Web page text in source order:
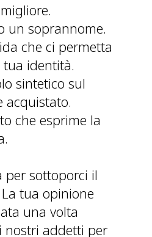
un soprannome.
che ci permetta
identità.
sintetico sul
acquistato.
che esprime la
per sottoporci il
tua opinione
una volta
nostri addetti per